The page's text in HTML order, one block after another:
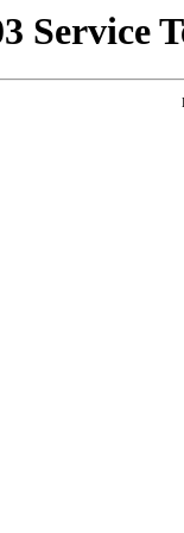
Service